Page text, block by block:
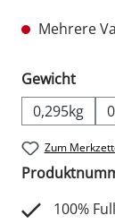
Mehrere
Gewicht
0,295kg
Zum
100%